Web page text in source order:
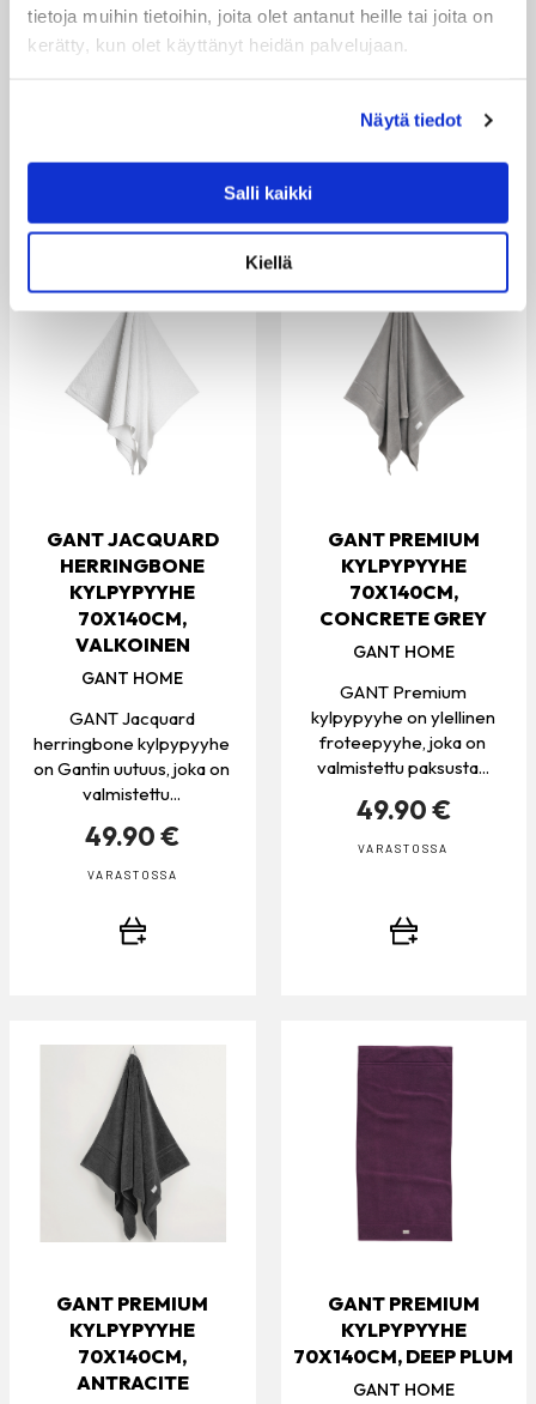
tietoja muihin tietoihin, joita olet antanut heille tai joita on
kerätty, kun olet käyttänyt heidän palvelujaan.
Näytä tiedot
Salli kaikki
Kiellä
valmistettu...
valmistettu...
VARASTOSSA
GANT JACQUARD
HERRINGBONE
KYLPYPYYHE
70X140CM,
VALKOINEN
GANT HOME
GANT Jacquard
herringbone kylpypyyhe
on Gantin uutuus, joka on
valmistettu...
49.90 €
VARASTOSSA
GANT PREMIUM
KYLPYPYYHE
70X140CM,
CONCRETE GREY
GANT HOME
GANT Premium
kylpypyyhe on ylellinen
froteepyyhe, joka on
valmistettu paksusta...
49.90 €
VARASTOSSA
GANT PREMIUM
KYLPYPYYHE
70X140CM,
ANTRACITE
GANT PREMIUM
KYLPYPYYHE
70X140CM, DEEP PLUM
GANT HOME